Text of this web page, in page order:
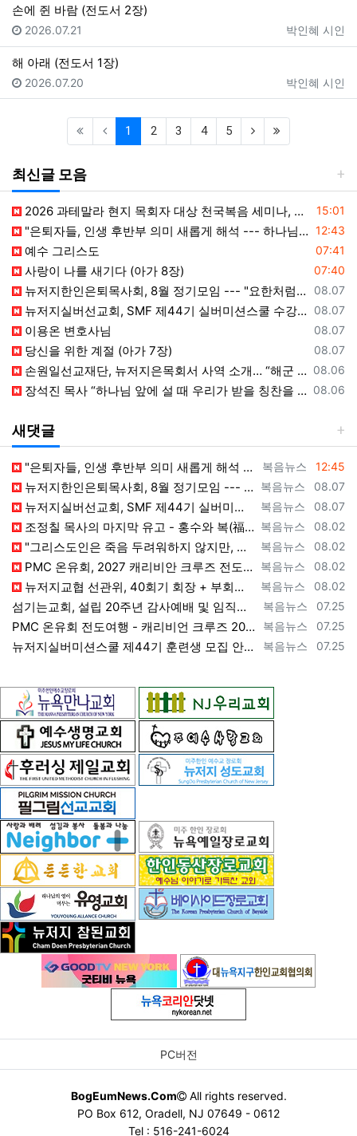
손에 쥔 바람 (전도서 2장)
등록자
박인혜 시인
등록일
2026.07.21
해 아래 (전도서 1장)
등록자
박인혜 시인
등록일
2026.07.20
1 (current)
2 3 4 5 (next)
최신글 모음
등록일
15:01
2026 과테말라 현지 목회자 대상 천국복음 세미나, Peten 지역서 시작
등록일
12:43
"은퇴자들, 인생 후반부 의미 새롭게 해석 --- 하나님(복음+선교) 길에 나서자"
등록일
07:41
예수 그리스도
등록일
07:40
사랑이 나를 새기다 (아가 8장)
등록일
08.07
뉴저지한인은퇴목사회, 8월 정기모임 --- "요한처럼 예수님만 높이며 살자"
등록일
08.07
뉴저지실버선교회, SMF 제44기 실버미션스쿨 수강생 모집
등록일
08.07
이용온 변호사님
등록일
08.07
당신을 위한 계절 (아가 7장)
등록일
08.06
손원일선교재단, 뉴저지은목회서 사역 소개… “해군 함정마다 예배 공동체 세우는 일에 기도와 협력을”
등록일
08.06
장석진 목사 “하나님 앞에 설 때 우리가 받을 칭찬을 생각하라”
새댓글
등록자
복음뉴스 등록일
12:45
"은퇴자들, 인생 후반부 의미 새롭게 해석 --- 하나님(복음+선교)길에 나서자" [2026년 8월 8일 토요일 자 뉴욕일보 기사] ==> ht…
등록자
복음뉴스 등록일
08.07
뉴저지한인은퇴목사회, 8월 정기모임 --- "요한처럼 예수님만 높이며 살자" [2026년 8월 7일 금요일 자 뉴욕일보 기사] ==> https…
등록자
복음뉴스 등록일
08.07
뉴저지실버선교회, SMF 제44기 실버미션스쿨 수강생 모집 [2026년 8월 7일 금요일 자 뉴욕일보 기사] ==> https://www.bog…
등록자
복음뉴스 등록일
08.02
조정칠 목사의 마지막 유고 - 홍수와 복(福) 자(字) [2026년 8월 1일 토요일 자 뉴욕일보 기사] ==> https://www.bogeu…
등록자
복음뉴스 등록일
08.02
"그리스도인은 죽음 두려워하지 않지만, 살아 있는 동안 다른 사람의 유익 + 믿음의 진보 위해 살아야" [2026년 7월 31일 금요일 자 뉴욕…
등록자
복음뉴스 등록일
08.02
PMC 온유회, 2027 캐리비안 크루즈 전도여행 참가자 모집 [2026년 7월 31일 금요일 자 뉴욕일보 기사] ==> https://www.…
등록자
복음뉴스 등록일
08.02
뉴저지교협 선관위, 40회기 회장 + 부회장 등록 + 추천 절차 공고 --- 8월 28일 등록 마감, 9월 28일 선거 [2026년 7월 29일…
등록자
복음뉴스 등록일
07.25
섬기는교회, 설립 20주년 감사예배 및 임직식 --- "이제 더 힘차게 창공을 날자" [2026년 7월 25일 토요일 자 뉴욕일보 기사] ==>…
등록자
복음뉴스 등록일
07.25
PMC 온유회 전도여행 - 캐리비언 크루즈 2027 안내 ==> https://www.bogeumnews.com/gnu54/bbs/board.p…
등록자
복음뉴스 등록일
07.25
뉴저지실버미션스쿨 제44기 훈련생 모집 안내 ==> https://www.bogeumnews.com/gnu54/bbs/board.php?bo_t…
PC버전
BogEumNews.Com
All rights reserved.
PO Box 612, Oradell, NJ 07649 - 0612
Tel : 516-241-6024